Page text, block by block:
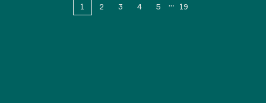
1 2 3 4 5 19